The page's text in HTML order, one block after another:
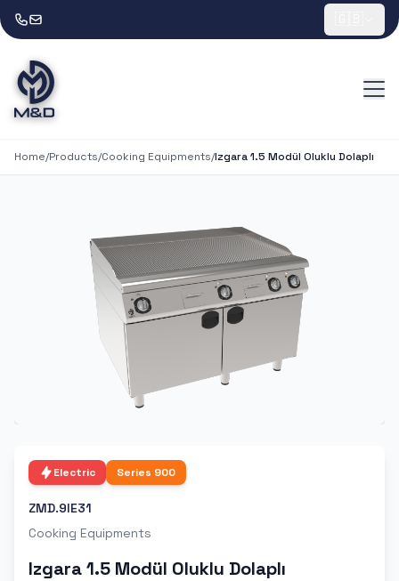
Home/Products/Cooking Equipments/Izgara 1.5 Modül Oluklu Dolaplı
Electric Series 900
ZMD.9IE31
Cooking Equipments
Izgara 1.5 Modül Oluklu Dolaplı